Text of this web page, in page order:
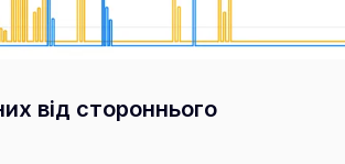
від стороннього